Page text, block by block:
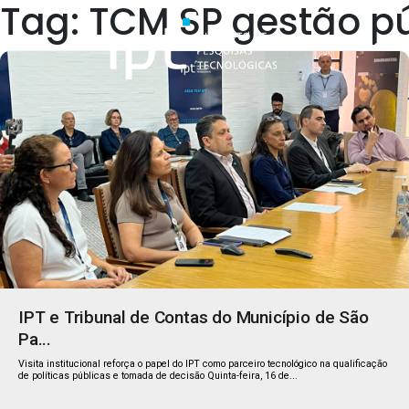
Quem Somos
Tag: TCM SP gestão
IPT e Tribunal de Contas do Município de São
Pa...
Visita institucional reforça o papel do IPT como parceiro tecnológico na qualificação
de políticas públicas e tomada de decisão Quinta-feira, 16 de...